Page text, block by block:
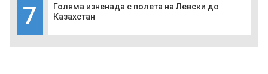
7
Голяма изненада с полета на Левски до
Казахстан